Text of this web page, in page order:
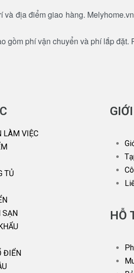
địa điểm giao hàng.
gồm phí vận chuyển và phí lắp
LÀM VIỆC
TỦ
SẠN
ĐIỂN
HỖ